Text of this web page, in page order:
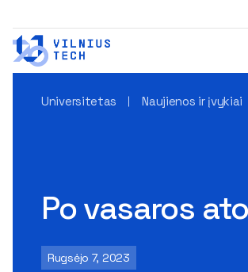
Universitetas Naujienos ir įvykiai
Po vasaros
Rugsėjo 7, 2023